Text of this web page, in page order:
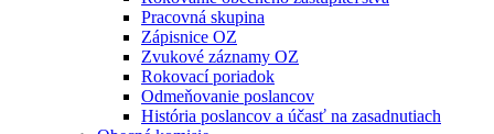
Pracovná skupina
Zápisnice OZ
Zvukové záznamy OZ
Rokovací poriadok
Odmeňovanie poslancov
História poslancov a účasť na zasadnutiach